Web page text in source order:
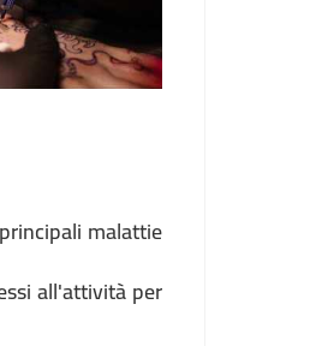
malattie
all'attività per